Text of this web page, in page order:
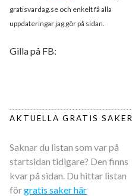
gratisvardag.se och enkelt få alla
uppdateringar jag gör på sidan.
Gilla på FB:
AKTUELLA GRATIS SAKER
Saknar du listan som var på
startsidan tidigare? Den finns
kvar på sidan. Du hittar listan
förgratis saker här